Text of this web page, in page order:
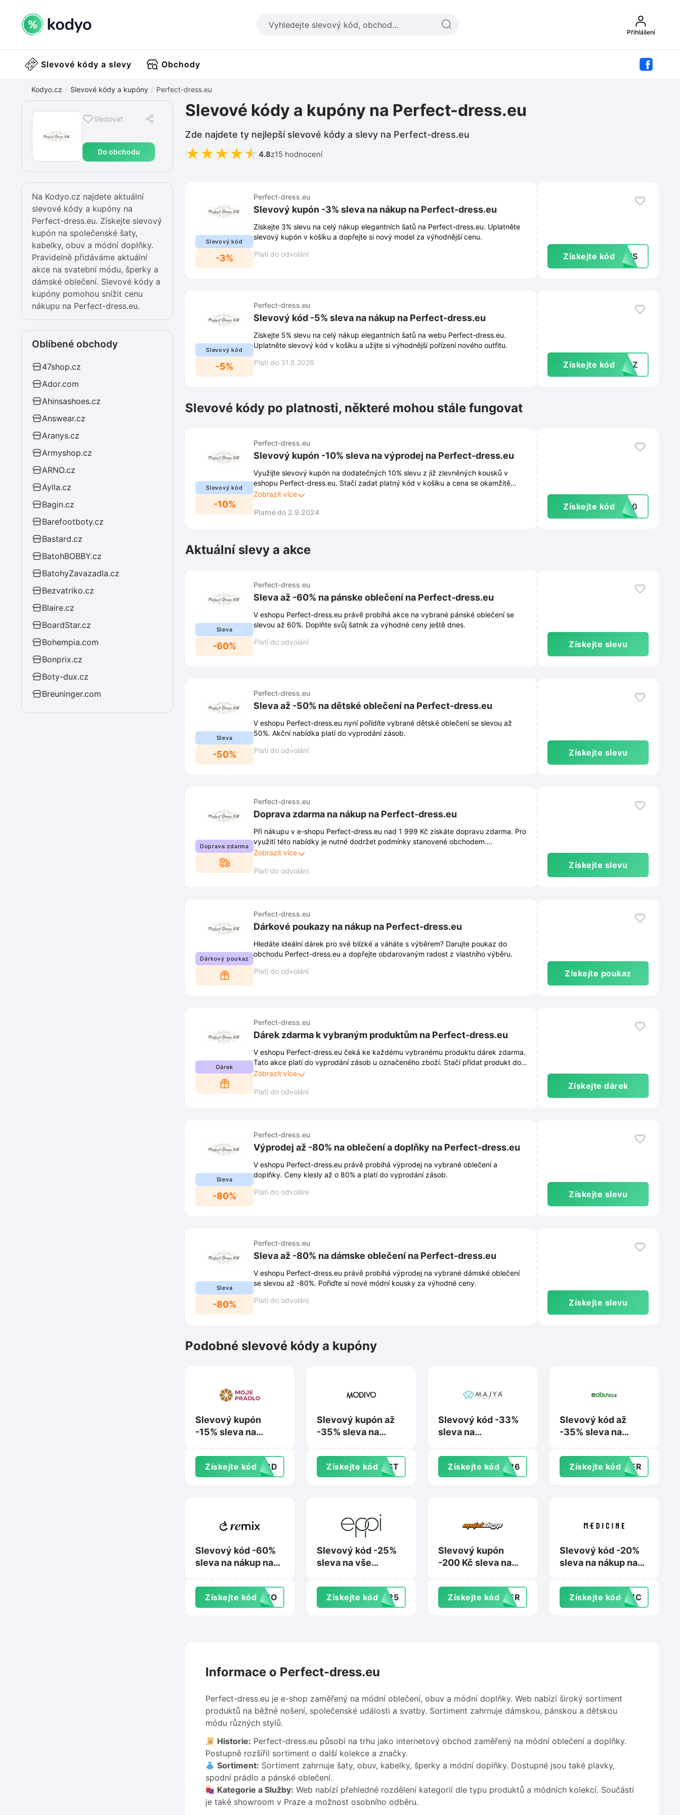
Přihlášení
Slevové kódy a slevy Obchody
Kodyo.cz Slevové kódy a kupóny Perfect-dress.eu
Sledovat
Do obchodu
Slevové kódy a kupóny na Perfect-dress.eu
Zde najdete ty nejlepší slevové kódy a slevy na Perfect-dress.eu
★★★★★ 4.8z15 hodnocení
Na Kodyo.cz najdete aktuální
slevové kódy a kupóny na
Perfect-dress.eu. Získejte slevový
kupón na společenské šaty,
kabelky, obuv a módní doplňky.
Pravidelně přidáváme aktuální
akce na svatební módu, šperky a
dámské oblečení. Slevové kódy a
kupóny pomohou snížit cenu
nákupu na Perfect-dress.eu.
Oblíbené obchody
47shop.cz
Ador.com
Ahinsashoes.cz
Answear.cz
Aranys.cz
Armyshop.cz
ARNO.cz
Aylla.cz
Bagin.cz
Barefootboty.cz
Bastard.cz
BatohBOBBY.cz
BatohyZavazadla.cz
Bezvatriko.cz
Blaire.cz
BoardStar.cz
Bohempia.com
Bonprix.cz
Boty-dux.cz
Breuninger.com
Slevový kód
-3%
Perfect-dress.eu
Slevový kupón -3% sleva na nákup na Perfect-dress.eu
Získejte 3% slevu na celý nákup elegantních šatů na Perfect-dress.eu. Uplatněte
slevový kupón v košíku a dopřejte si nový model za výhodnější cenu.
Platí do odvolání
Získejte kódNEWS
Slevový kód
-5%
Perfect-dress.eu
Slevový kód -5% sleva na nákup na Perfect-dress.eu
Získejte 5% slevu na celý nákup elegantních šatů na webu Perfect-dress.eu.
Uplatněte slevový kód v košíku a užijte si výhodnější pořízení nového outfitu.
Platí do 31.8.2026
Získejte kód I5CZ
Slevové kódy po platnosti, některé mohou stále fungovat
Slevový kód
-10%
Perfect-dress.eu
Slevový kupón -10% sleva na výprodej na Perfect-dress.eu
Využijte slevový kupón na dodatečných 10% slevu z již zlevněných kousků v
eshopu Perfect-dress.eu. Stačí zadat platný kód v košíku a cena se okamžitě
sníží.
Zobrazit více
Platné do 2.9.2024
Získejte kód EJ10
Aktuální slevy a akce
Sleva
-60%
Perfect-dress.eu
Sleva až -60% na pánske oblečení na Perfect-dress.eu
V eshopu Perfect-dress.eu právě probíhá akce na vybrané pánské oblečení se
slevou až 60%. Doplňte svůj šatník za výhodné ceny ještě dnes.
Platí do odvolání
Získejte slevu
Sleva
-50%
Perfect-dress.eu
Sleva až -50% na dětské oblečení na Perfect-dress.eu
V eshopu Perfect-dress.eu nyní pořídíte vybrané dětské oblečení se slevou až
50%. Akční nabídka platí do vyprodání zásob.
Platí do odvolání
Získejte slevu
Doprava zdarma
Perfect-dress.eu
Doprava zdarma na nákup na Perfect-dress.eu
Při nákupu v e-shopu Perfect-dress.eu nad 1 999 Kč získáte dopravu zdarma. Pro
využití této nabídky je nutné dodržet podmínky stanovené obchodem.
Podrobnosti jsou zveřejněny na webových stránkách a mohou se průběžně měnit.
Zobrazit více
Platí do odvolání
Získejte slevu
Dárkový poukaz
Perfect-dress.eu
Dárkové poukazy na nákup na Perfect-dress.eu
Hledáte ideální dárek pro své blízké a váháte s výběrem? Darujte poukaz do
obchodu Perfect-dress.eu a dopřejte obdarovaným radost z vlastního výběru.
Platí do odvolání
Získejte poukaz
Dárek
Perfect-dress.eu
Dárek zdarma k vybraným produktům na Perfect-dress.eu
V eshopu Perfect-dress.eu čeká ke každému vybranému produktu dárek zdarma.
Tato akce platí do vyprodání zásob u označeného zboží. Stačí přidat produkt do
košíku a bonus se automaticky připočte k objednávce.
Zobrazit více
Platí do odvolání
Získejte dárek
Sleva
-80%
Perfect-dress.eu
Výprodej až -80% na oblečení a doplňky na Perfect-dress.eu
V eshopu Perfect-dress.eu právě probíhá výprodej na vybrané oblečení a
doplňky. Ceny klesly až o 80% a platí do vyprodání zásob.
Platí do odvolání
Získejte slevu
Sleva
-80%
Perfect-dress.eu
Sleva až -80% na dámske oblečení na Perfect-dress.eu
V eshopu Perfect-dress.eu právě probíhá výprodej na vybrané dámské oblečení
se slevou až -80%. Pořiďte si nové módní kousky za výhodné ceny.
Platí do odvolání
Získejte slevu
Podobné slevové kódy a kupóny
Slevový kupón
-15% sleva na
pradlo.cz
Získejte kód28CD
Slevový kupón až
-35% sleva na
Získejte kódLAST
Slevový kód -33%
sleva na
na Majya.cz
Získejte kód7326
Slevový kód až
-35% sleva na
Získejte kódMMER
Slevový kód -60%
sleva na nákup na
Získejte kódFOMO
Slevový kód -25%
sleva na vše
Získejte kódUN25
Slevový kupón
-200 Kč sleva na
na Metalshop.cz
Získejte kódMMER
Slevový kód -20%
sleva na nákup na
Získejte kódEC7C
Informace o Perfect-dress.eu
Perfect-dress.eu je e-shop zaměřený na módní oblečení, obuv a módní doplňky. Web nabízí široký sortiment
produktů na běžné nošení, společenské události a svatby. Sortiment zahrnuje dámskou, pánskou a dětskou
módu různých stylů.
Historie: Perfect-dress.eu působí na trhu jako internetový obchod zaměřený na módní oblečení a doplňky.
Postupně rozšířil sortiment o další kolekce a značky.
Sortiment: Sortiment zahrnuje šaty, obuv, kabelky, šperky a módní doplňky. Dostupné jsou také plavky,
spodní prádlo a pánské oblečení.
Kategorie a Služby: Web nabízí přehledné rozdělení kategorií dle typu produktů a módních kolekcí. Součástí
je také showroom v Praze a možnost osobního odběru.